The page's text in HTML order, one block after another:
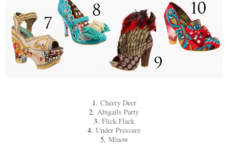
1. Cherry Deer
2. Abigails Party
3. Flick Flack
4. Under Pressure
5. Miaow